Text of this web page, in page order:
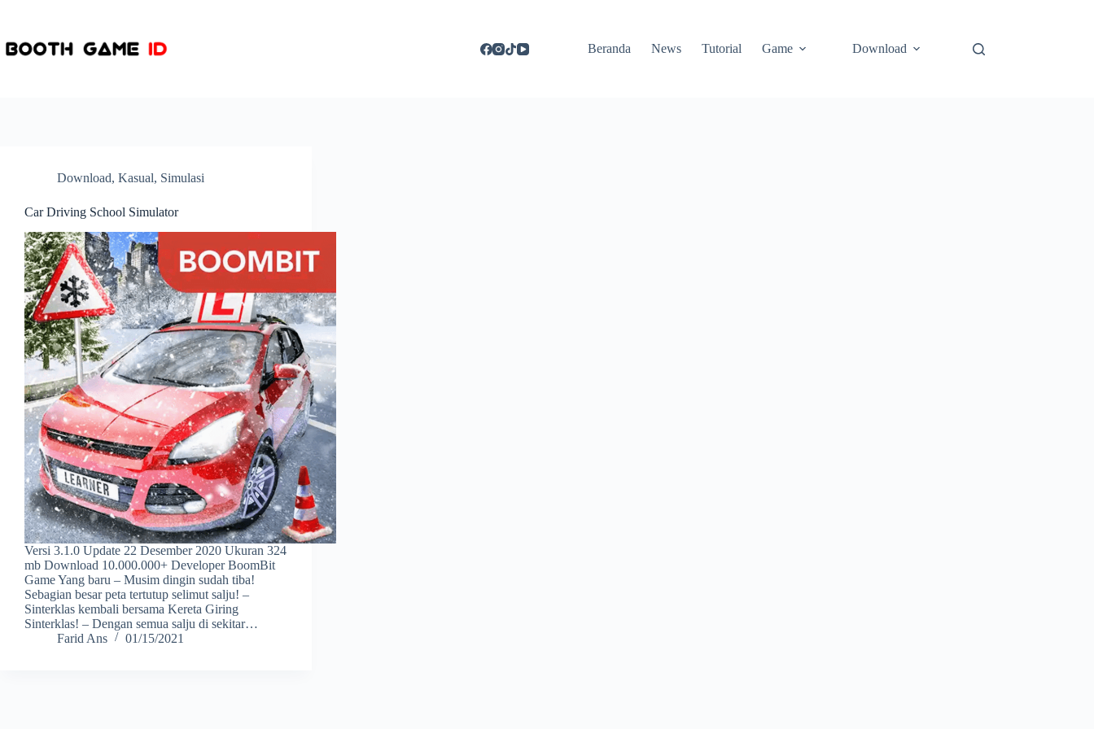
Beranda
News Tutorial Game Download
Download, Kasual, Simulasi
Car Driving School Simulator
Versi 3.1.0 Update 22 Desember 2020 Ukuran 324
mb Download 10.000.000+ Developer BoomBit
Game Yang baru – Musim dingin sudah tiba!
Sebagian besar peta tertutup selimut salju! –
Sinterklas kembali bersama Kereta Giring
Sinterklas! – Dengan semua salju di sekitar…
Farid Ans
01/15/2021